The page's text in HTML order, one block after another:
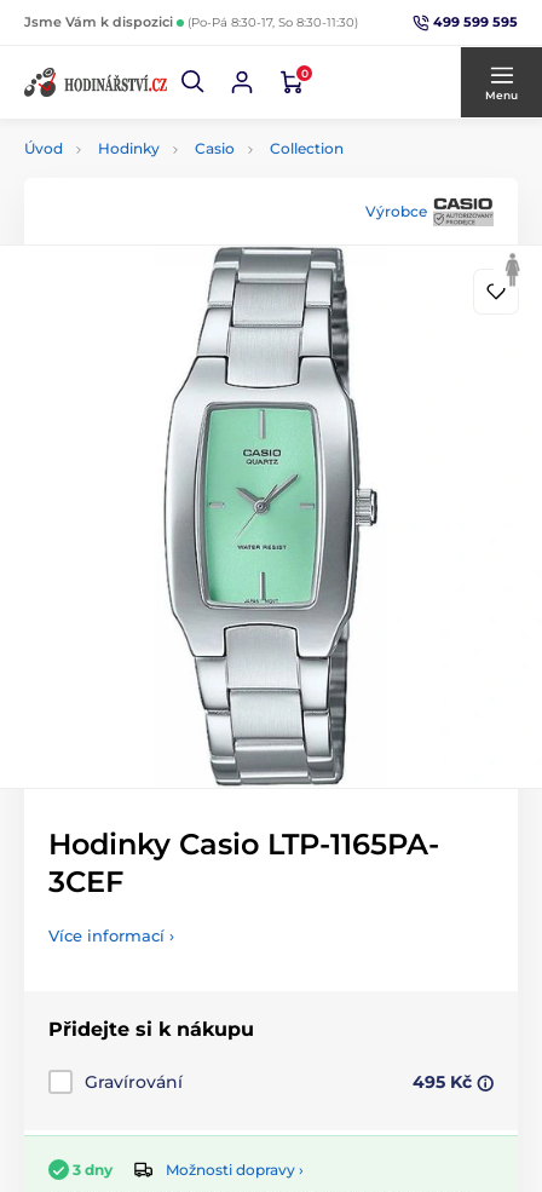
Jsme Vám k dispozici (Po-Pá 8:30-17, So 8:30-11:30) 499 599 595
0
Menu
Úvod Hodinky Casio Collection
Výrobce
Hodinky Casio LTP-1165PA-
3CEF
Více informací ›
Přidejte si k nákupu
Gravírování 495 Kč
3 dny
Možnosti dopravy ›